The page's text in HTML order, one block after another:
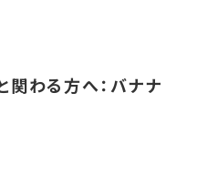
関わる方へ：バナナ